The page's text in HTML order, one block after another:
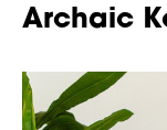
Archaic